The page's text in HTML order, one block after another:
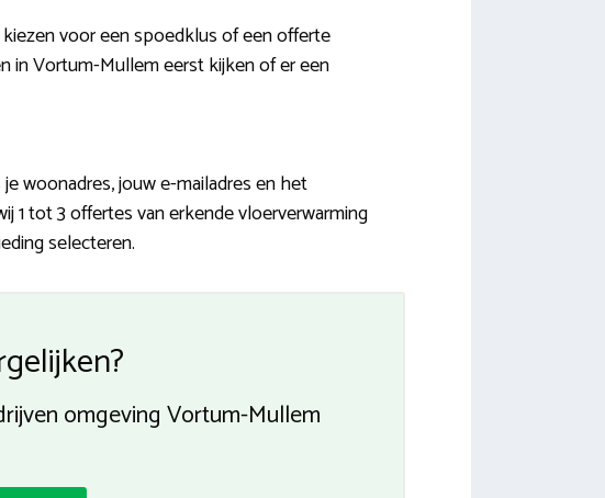
voor een spoedklus of een offerte
in Vortum-Mullem eerst kijken of er een
woonadres, jouw e-mailadres en het
1 tot 3 offertes van erkende vloerverwarming
selecteren.
omgeving Vortum-Mullem